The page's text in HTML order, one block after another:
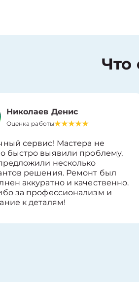
Что
Николаев Денис
Оценка работы
сервис! Мастера не
быстро выявили проблему,
несколько
решения. Ремонт был
аккуратно и качественно.
за профессионализм и
к деталям!